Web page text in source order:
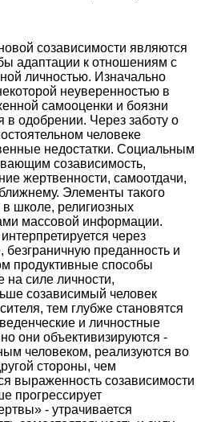
созависимости являются
адаптации к отношениям с
личностью. Изначально
неуверенностью в
самооценки и боязни
в одобрении. Через заботу о
человеке
недостатки. Социальным
созависимость,
жертвенности, самоотдачи,
Элементы такого
школе, религиозных
массовой информации.
через
преданность и
продуктивные способы
на силе личности,
созависимый человек
тем глубже становятся
и личностные
они объективизируются -
человеком, реализуются во
стороны, чем
выраженность созависимости
прогрессирует
- утрачивается